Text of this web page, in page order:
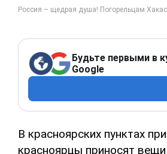
Будьте первыми в
Google
В красноярских пунктах
красноярцы приносят